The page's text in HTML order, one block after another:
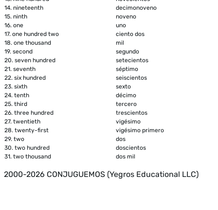
14. nineteenth
decimonoveno
15. ninth
noveno
16. one
uno
17. one hundred two
ciento dos
18. one thousand
mil
19. second
segundo
20. seven hundred
setecientos
21. seventh
séptimo
22. six hundred
seiscientos
23. sixth
sexto
24. tenth
décimo
25. third
tercero
26. three hundred
trescientos
27. twentieth
vigésimo
28. twenty-first
vigésimo primero
29. two
dos
30. two hundred
doscientos
31. two thousand dos mil
2000-2026 CONJUGUEMOS (Yegros Educational LLC)